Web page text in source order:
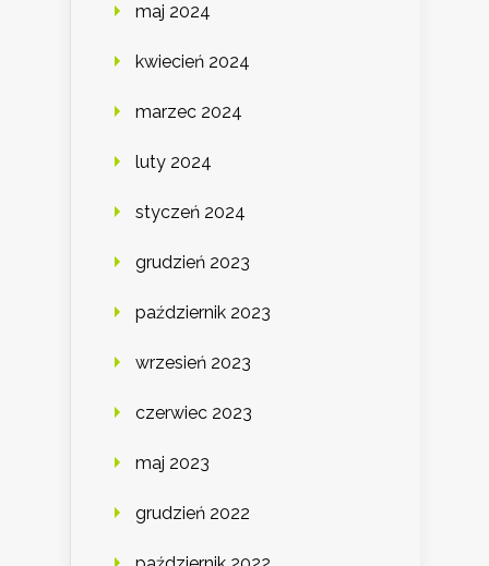
maj 2024
kwiecień 2024
marzec 2024
luty 2024
styczeń 2024
grudzień 2023
październik 2023
wrzesień 2023
czerwiec 2023
maj 2023
grudzień 2022